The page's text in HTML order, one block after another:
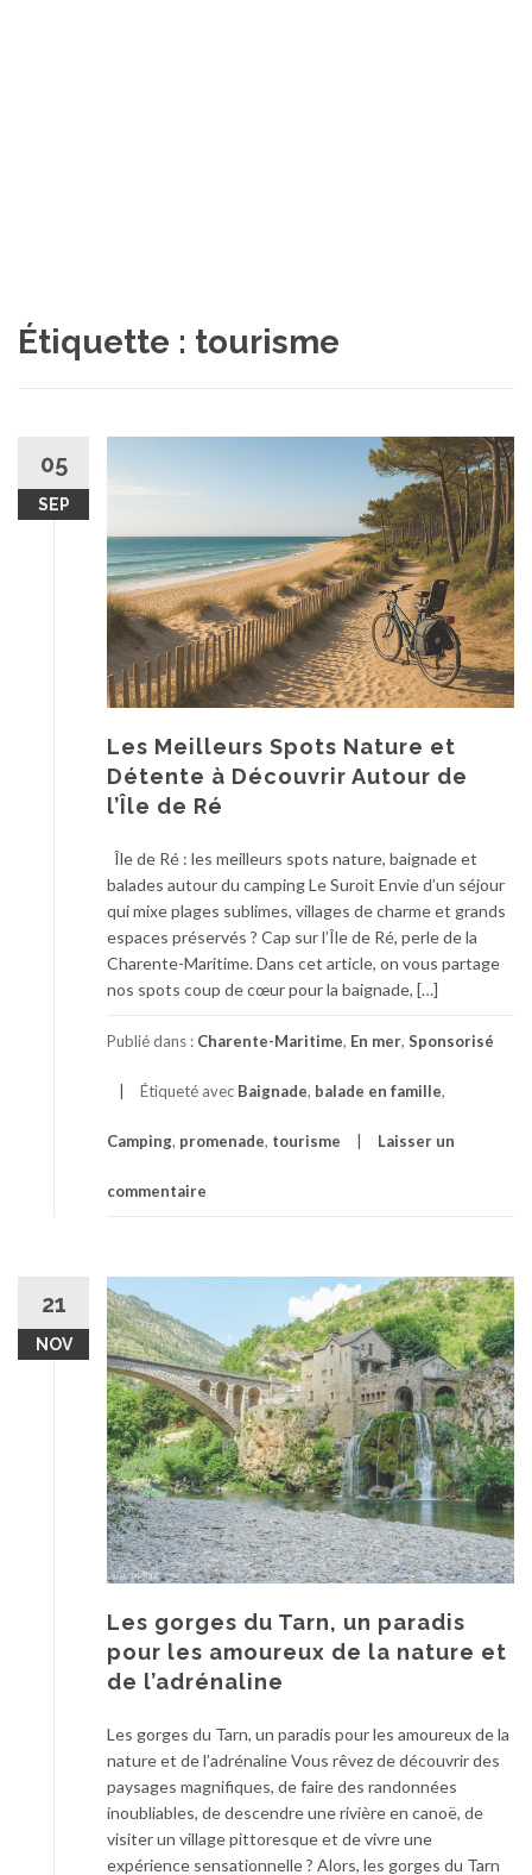
Étiquette : tourisme
05
SEP
Les Meilleurs Spots Nature et
Détente à Découvrir Autour de
l’Île de Ré
Île de Ré : les meilleurs spots nature, baignade et
balades autour du camping Le Suroit Envie d’un séjour
qui mixe plages sublimes, villages de charme et grands
espaces préservés ? Cap sur l’Île de Ré, perle de la
Charente-Maritime. Dans cet article, on vous partage
nos spots coup de cœur pour la baignade, […]
Publié dans : Charente-Maritime, En mer, Sponsorisé
Étiqueté avec Baignade, balade en famille,
Camping, promenade, tourisme Laisser un
commentaire
21
NOV
Les gorges du Tarn, un paradis
pour les amoureux de la nature et
de l’adrénaline
Les gorges du Tarn, un paradis pour les amoureux de la
nature et de l’adrénaline Vous rêvez de découvrir des
paysages magnifiques, de faire des randonnées
inoubliables, de descendre une rivière en canoë, de
visiter un village pittoresque et de vivre une
expérience sensationnelle ? Alors, les gorges du Tarn